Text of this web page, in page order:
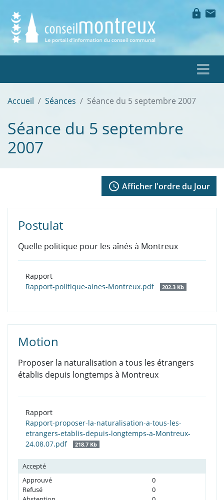
lock mail
Accueil Séances Séance du 5 septembre 2007
Séance du 5 septembre
2007
access_time Afficher l'ordre du Jour
Postulat
Quelle politique pour les aînés à Montreux
Rapport
Rapport-politique-aines-Montreux.pdf
202.3 Kb
Motion
Proposer la naturalisation a tous les étrangers
établis depuis longtemps à Montreux
Rapport
Rapport-proposer-la-naturalisation-a-tous-les-
etrangers-etablis-depuis-longtemps-a-Montreux-
24.08.07.pdf
218.7 Kb
Accepté
Approuvé
0
Refusé
0